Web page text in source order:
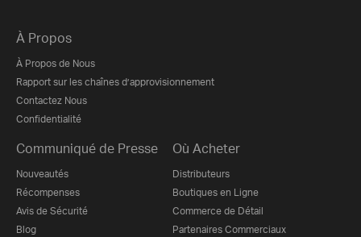
À Propos
À Propos de Nous
Rapport sur les chaînes d’approvisionnement
Contactez Nous
Confidentialité
Communiqué de Presse
Nouveautés
Récompenses
Avis de Sécurité
Blog
Où Acheter
Distributeurs
Boutiques en Ligne
Commerce de Détail
Partenaires Commerciaux